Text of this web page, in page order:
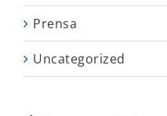
Prensa
Uncategorized